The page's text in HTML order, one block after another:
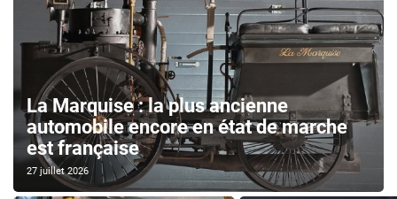
La Marquise : la plus ancienne
automobile encore en état de marche
est française
27 juillet 2026